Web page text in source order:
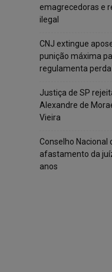
emagrecedoras e
ilegal
CNJ extingue
punição máxima
regulamenta
Justiça de SP
Alexandre de
Vieira
Conselho
afastamento da
anos